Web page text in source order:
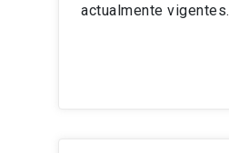
actualmente vigentes.